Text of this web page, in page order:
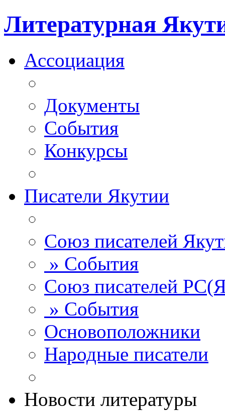
Литературная
Ассоциация
Документы
События
Конкурсы
Писатели Якутии
Союз писателей
» События
Союз писателей
» События
Основоположники
Народные писатели
Новости литературы